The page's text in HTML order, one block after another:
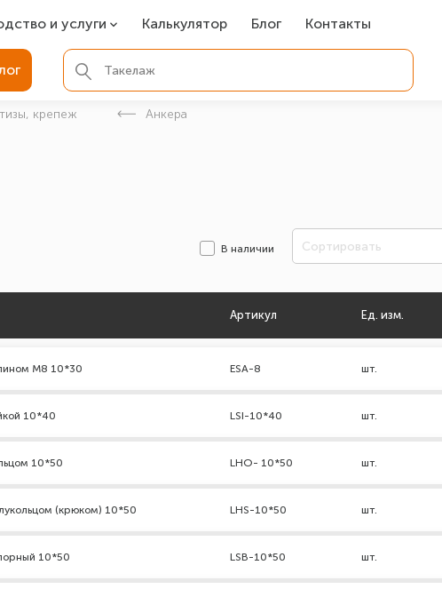
и услуги
фундамента
Калькулятор Блог Контакты
крепеж Анкера
В наличии Сортировать
Артикул Ед. изм.
М8 10*30 ESA-8 шт.
10*40 LSI-10*40 шт.
10*50 LHO- 10*50 шт.
(крюком) 10*50 LHS-10*50 шт.
10*50 LSB-10*50 шт.